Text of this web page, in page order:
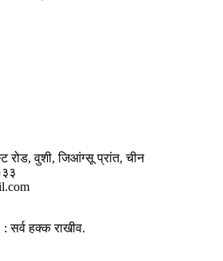
रोड, वुशी, जिआंग्सू प्रांत, चीन
सर्व हक्क राखीव.